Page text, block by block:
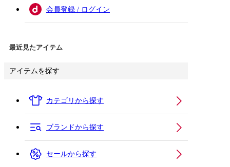
会員登録 / ログイン
最近見たアイテム
アイテムを探す
カテゴリから探す
ブランドから探す
セールから探す